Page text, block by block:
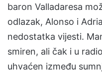
baron Valladaresa
odlazak, Alonso i
nedostatka vijesti.
smiren, ali čak i u
uhvaćen između